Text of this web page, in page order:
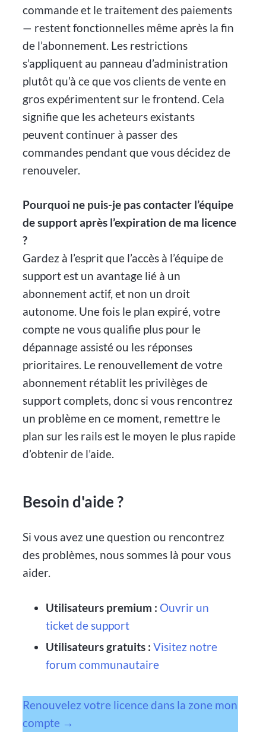
commande et le traitement des paiements
— restent fonctionnelles même après la fin
de l’abonnement. Les restrictions
s’appliquent au panneau d’administration
plutôt qu’à ce que vos clients de vente en
gros expérimentent sur le frontend. Cela
signifie que les acheteurs existants
peuvent continuer à passer des
commandes pendant que vous décidez de
renouveler.
Pourquoi ne puis-je pas contacter l’équipe
de support après l’expiration de ma licence
?
Gardez à l’esprit que l’accès à l’équipe de
support est un avantage lié à un
abonnement actif, et non un droit
autonome. Une fois le plan expiré, votre
compte ne vous qualifie plus pour le
dépannage assisté ou les réponses
prioritaires. Le renouvellement de votre
abonnement rétablit les privilèges de
support complets, donc si vous rencontrez
un problème en ce moment, remettre le
plan sur les rails est le moyen le plus rapide
d’obtenir de l’aide.
Besoin d'aide ?
Si vous avez une question ou rencontrez
des problèmes, nous sommes là pour vous
aider.
Utilisateurs premium : Ouvrir un
ticket de support
Utilisateurs gratuits : Visitez notre
forum communautaire
Renouvelez votre licence dans la zone mon
compte →